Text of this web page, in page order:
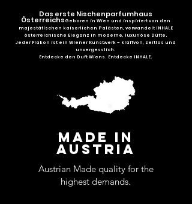
Das erste Nischenparfumhaus
Österreichs Geboren in Wien und inspiriert von den
majestätischen kaiserlichen Palästen, verwandelt INHALE
österreichische Eleganz in moderne, luxuriöse Düfte.
Jeder Flakon ist ein Wiener Kunstwerk – kraftvoll, zeitlos und
unvergesslich.
Entdecke den Duft Wiens. Entdecke INHALE.
MADE IN
AUSTRIA
Austrian Made quality for the
highest demands.